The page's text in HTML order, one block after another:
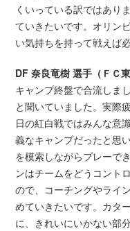
くいっている訳ではあり
ていきたいです。オリン
い気持ちを持って戦えば
DF 奈良竜樹 選手（ＦＣ東
キャンプ終盤で合流しま
と聞いていました。実際
日の紅白戦ではみんな意
義なキャンプだったと思
を模索しながらプレーで
ンはチームをどうコント
ので、コーチングやライ
めていきたいです。カタ
に、きれいにいかない部